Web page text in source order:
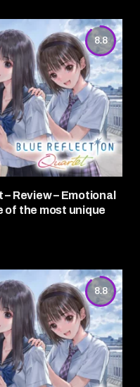
8.8
Review – Emotional
of the most unique
8.8